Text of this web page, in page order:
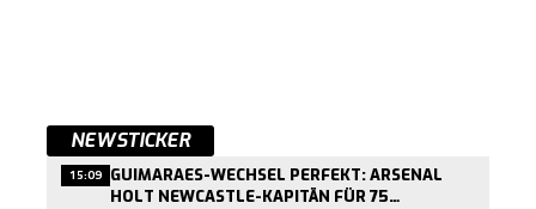
NEWSTICKER
15:09 GUIMARAES-WECHSEL PERFEKT: ARSENAL
HOLT NEWCASTLE-KAPITÄN FÜR 75